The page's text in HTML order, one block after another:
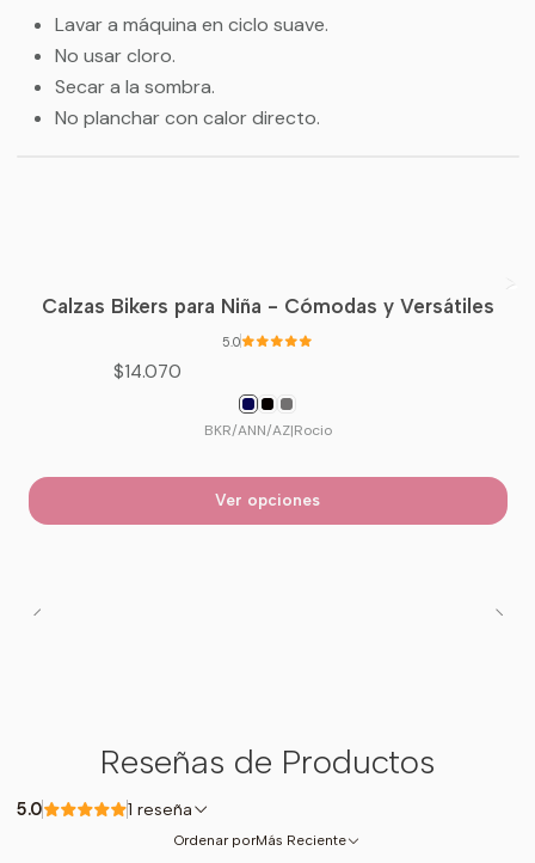
Lavar a máquina en ciclo suave.
No usar cloro.
Secar a la sombra.
No planchar con calor directo.
Calzas Bikers para Niña - Cómodas y Versátiles
5.0
$14.070
BKR/ANN/AZ|Rocio
Ver opciones
Reseñas de Productos
5.0 1 reseña
Ordenar porMás Reciente